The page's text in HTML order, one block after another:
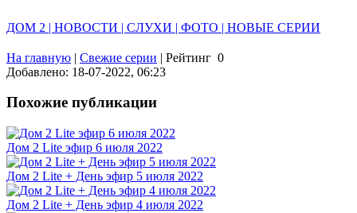
ДОМ 2 | НОВОСТИ | СЛУХИ | ФОТО | НОВЫЕ СЕРИИ
На главную | Свежие серии | Рейтинг 0
Добавлено: 18-07-2022, 06:23
Похожие публикации
Дом 2 Lite эфир 6 июля 2022
Дом 2 Lite + День эфир 5 июля 2022
Дом 2 Lite + День эфир 4 июля 2022